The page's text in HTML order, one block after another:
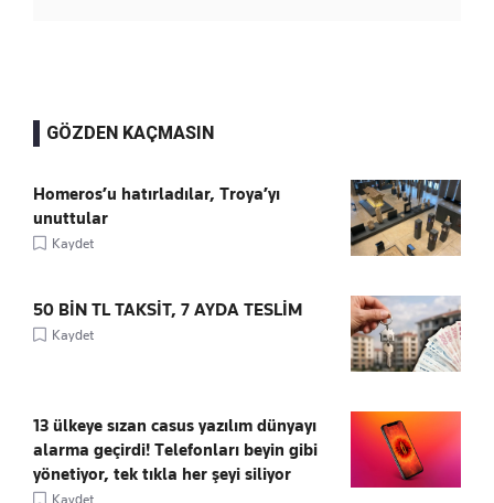
GÖZDEN KAÇMASIN
Homeros’u hatırladılar, Troya’yı
unuttular
Kaydet
50 BİN TL TAKSİT, 7 AYDA TESLİM
Kaydet
13 ülkeye sızan casus yazılım dünyayı
alarma geçirdi! Telefonları beyin gibi
yönetiyor, tek tıkla her şeyi siliyor
Kaydet